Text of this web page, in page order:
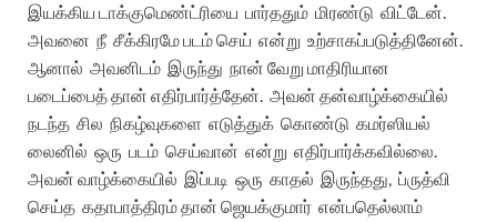
இயக்கிய டாக்குமெண்ட்ரியை பார்ததும் மிரண்டு விட்டேன்.
அவனை நீ சீக்கிரமேபடம்செய் என்று உற்சாகப்படுத்தினேன்.
ஆனால் அவனிடம் இருந்து நான் வேறு மாதிரியான
படைப்பைத்தான் எதிர்பார்த்தேன். அவன் தன்வாழ்க்கையில்
நடந்த சில நிகழ்வுகளை எடுத்துக் கொண்டு கமர்ஸியல்
லைனில் ஒரு படம் செய்வான் என்று எதிர்பார்க்கவில்லை.
அவன் வாழ்க்கையில் இப்படி ஒரு காதல் இருந்தது, ப்ருத்வி
செய்த கதாபாத்திரம்தான் ஜெயக்குமார் என்பதெல்லாம்